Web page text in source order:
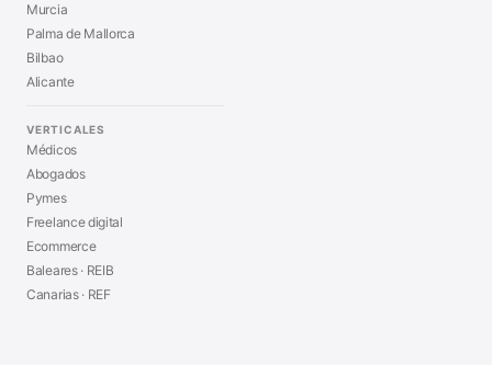
Murcia
Palma de Mallorca
Bilbao
Alicante
VERTICALES
Médicos
Abogados
Pymes
Freelance digital
Ecommerce
Baleares · REIB
Canarias · REF